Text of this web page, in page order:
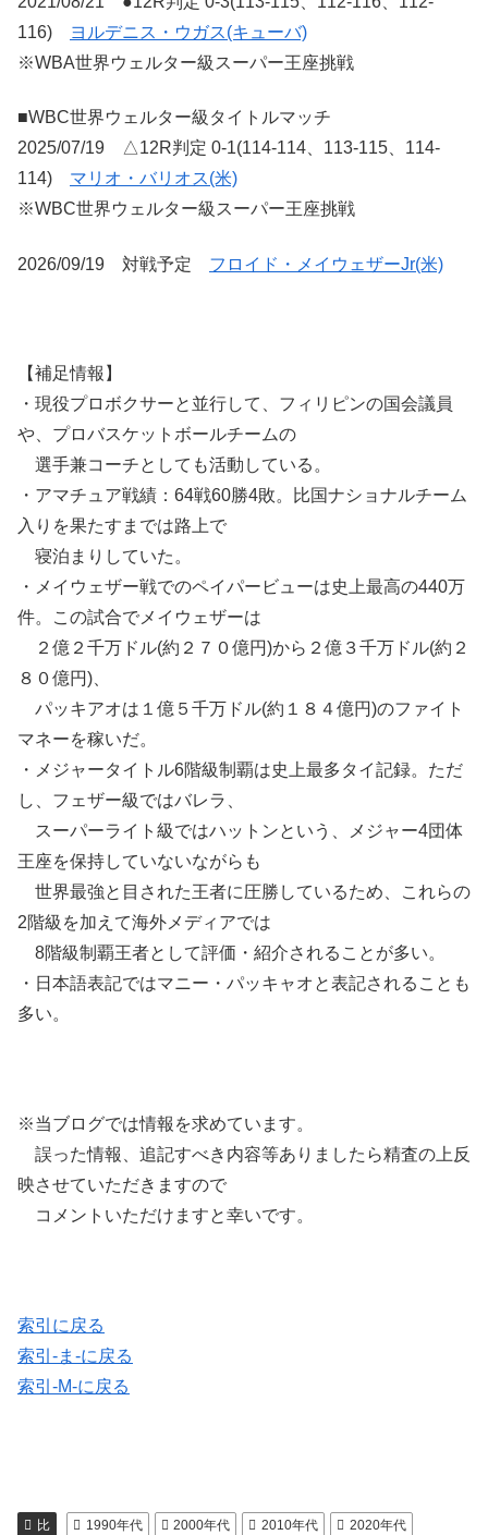
116)
ヨルデニス・ウガス(キューバ)
※WBA世界ウェルター級スーパー王座挑戦
■WBC世界ウェルター級タイトルマッチ
2025/07/19 △12R判定 0-1(114-114、113-115、114-
114) マリオ・バリオス(米)
※WBC世界ウェルター級スーパー王座挑戦
2026/09/19 対戦予定 フロイド・メイウェザーJr(米)
【補足情報】
・現役プロボクサーと並行して、フィリピンの国会議員
や、プロバスケットボールチームの
選手兼コーチとしても活動している。
・アマチュア戦績：64戦60勝4敗。比国ナショナルチーム
入りを果たすまでは路上で
寝泊まりしていた。
・メイウェザー戦でのペイパービューは史上最高の440万
件。この試合でメイウェザーは
２億２千万ドル(約２７０億円)から２億３千万ドル(約２
８０億円)、
パッキアオは１億５千万ドル(約１８４億円)のファイト
マネーを稼いだ。
・メジャータイトル6階級制覇は史上最多タイ記録。ただ
し、フェザー級ではバレラ、
スーパーライト級ではハットンという、メジャー4団体
王座を保持していないながらも
世界最強と目された王者に圧勝しているため、これらの
2階級を加えて海外メディアでは
8階級制覇王者として評価・紹介されることが多い。
・日本語表記ではマニー・パッキャオと表記されることも
多い。
※当ブログでは情報を求めています。
誤った情報、追記すべき内容等ありましたら精査の上反
映させていただきますので
コメントいただけますと幸いです。
索引に戻る
索引-ま-に戻る
索引-M-に戻る
比 1990年代 2000年代 2010年代
2020年代